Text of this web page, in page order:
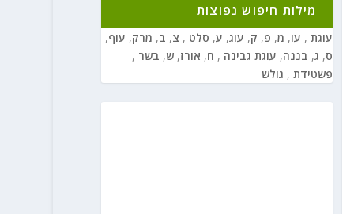
מילות חיפוש נפוצות
עוגת , עו, מ, פ, ק, עוג, ע, סלט , צ, ב, מרק, עוף,
ס, ג, בננה, עוגת גבינה , ח, אורז,ש, בשר ,
פשטידת , גולש